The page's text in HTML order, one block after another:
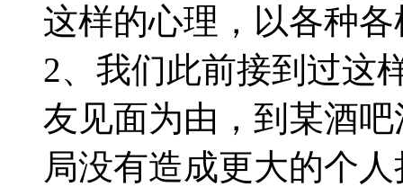
这样的心理，以各种
2、我们此前接到过这
友见面为由，到某酒
局没有造成更大的个